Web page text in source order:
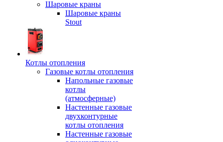
Шаровые краны
Шаровые краны
Stout
Котлы отопления
Газовые котлы отопления
Напольные газовые
котлы
(атмосферные)
Настенные газовые
двухконтурные
котлы отопления
Настенные газовые